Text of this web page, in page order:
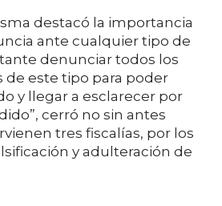
destacó la importancia
ante cualquier tipo de
denunciar todos los
de este tipo para poder
y llegar a esclarecer por
cerró no sin antes
tres fiscalías, por los
y adulteración de